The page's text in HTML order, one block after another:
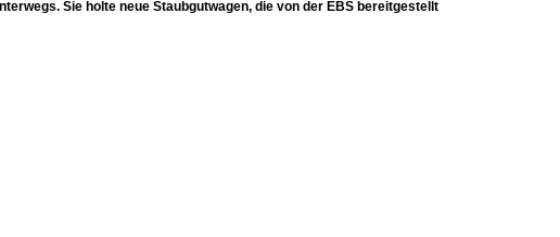
Sie holte neue Staubgutwagen, die von der EBS bereitgestellt